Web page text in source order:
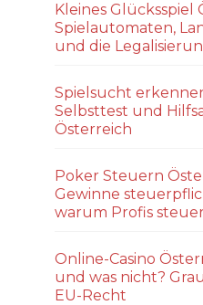
Kleines Glücksspiel
Spielautomaten,
und die
Spielsucht
Selbsttest und
Österreich
Poker Steuern
Gewinne
warum Profis
Online-Casino
und was nicht?
EU-Recht